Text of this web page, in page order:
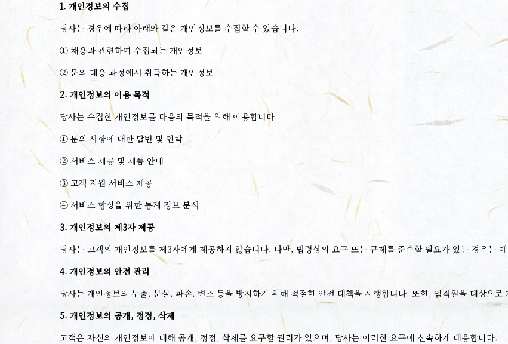
1. 개인정보의 수집
당사는 경우에 따라 아래와 같은 개인정보를 수집할 수 있습니다.
① 채용과 관련하여 수집되는 개인정보
② 문의 대응 과정에서 취득하는 개인정보
2. 개인정보의 이용 목적
당사는 수집한 개인정보를 다음의 목적을 위해 이용합니다.
① 문의 사항에 대한 답변 및 연락
② 서비스 제공 및 제품 안내
③ 고객 지원 서비스 제공
④ 서비스 향상을 위한 통계 정보 분석
3. 개인정보의 제3자 제공
당사는 고객의 개인정보를 제3자에게 제공하지 않습니다. 다만, 법령상의 요구 또는 규제를 준수할 필요가 있는 경우는
4. 개인정보의 안전 관리
당사는 개인정보의 누출, 분실, 파손, 변조 등을 방지하기 위해 적절한 안전 대책을 시행합니다. 또한, 임직원을 대상으
5. 개인정보의 공개, 정정, 삭제
고객은 자신의 개인정보에 대해 공개, 정정, 삭제를 요구할 권리가 있으며, 당사는 이러한 요구에 신속하게 대응합니다.